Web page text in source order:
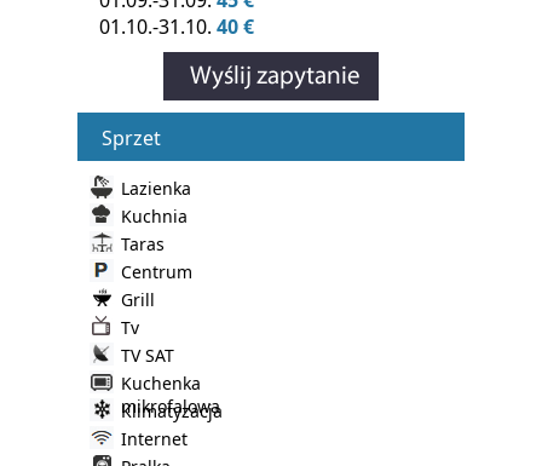
01.10.-31.10. 40 €
Sprzet
Lazienka
Kuchnia
Taras
Centrum
Grill
Tv
TV SAT
Kuchenka
mikrofalowa
Klimatyzacja
Internet